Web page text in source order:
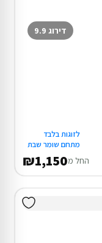
דירוג 9.9
לזוגות בלבד
מתחם שומר שבת
החל מ₪1,150